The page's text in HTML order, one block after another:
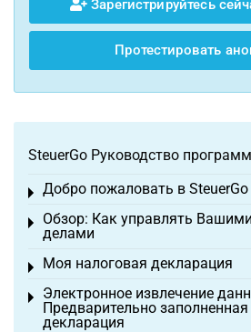
Зарегистрируйтесь
Протестировать
SteuerGo Руководство
Добро пожаловать в SteuerGo
Toggle menu
Обзор: Как управлять
делами
Toggle menu
Моя налоговая декларация
Toggle menu
Электронное извлечение
Предварительно
декларация
Toggle menu